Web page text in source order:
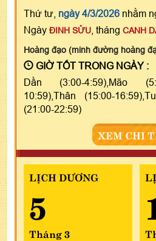
Thứ tư, ngày 4/3/2026 nhằm
Ngày ĐINH SỬU , tháng CANH
Hoàng đạo (minh đường hoàng
GIỜ TỐT TRONG NGÀY :
Dần (3:00-4:59),Mão
10:59),Thân (15:00-
(21:00-22:59)
XEM CHI
LỊCH DƯƠNG
5
Tháng 3